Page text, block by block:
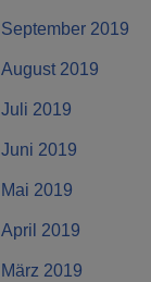
September 2019
August 2019
Juli 2019
Juni 2019
Mai 2019
April 2019
März 2019